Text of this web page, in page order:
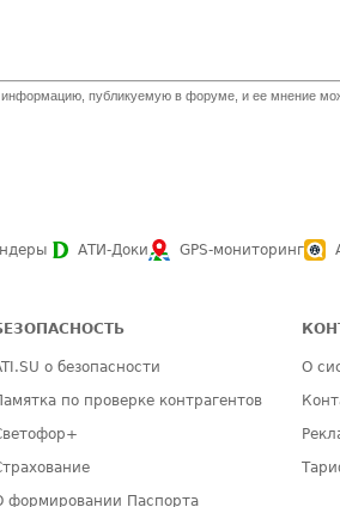
информацию, публикуемую в форуме, и ее мнение
АТИ-Доки GPS-мониторинг
о безопасности
по проверке контрагентов
формировании Паспорта
О